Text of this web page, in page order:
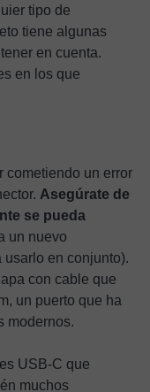
tipo de
tiene algunas
en cuenta.
en los que
cometiendo un error
Asegúrate de
se pueda
un nuevo
en conjunto).
con cable que
un puerto que ha
modernos.
USB-C que
muchos